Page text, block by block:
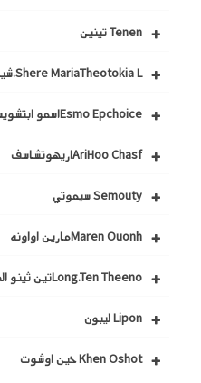
Tenen تينين
Shere MariaTheotokia L.شيري ماريا
Esmo Epchoiceاسمو ابتشويس
AriHoo Chasfاريهوتشاسف
Semouty سيموتي
Maren Ouonhمارين اواونه
Long.Ten Theenoتين ثينو الطويله
Lipon ليبون
Khen Oshot خين اوشوت